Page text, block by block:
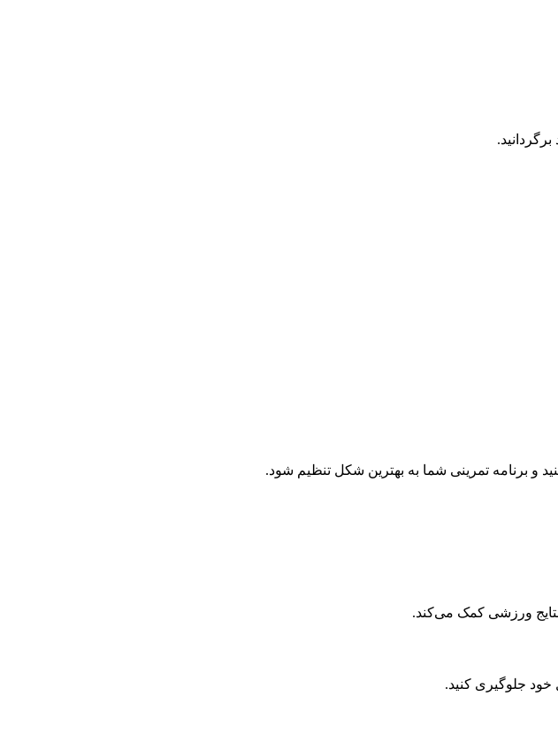
و برنامه تمرینی شما به بهترین شکل تنظیم شود.
ورزشی کمک می‌کند.
جلوگیری کنید.